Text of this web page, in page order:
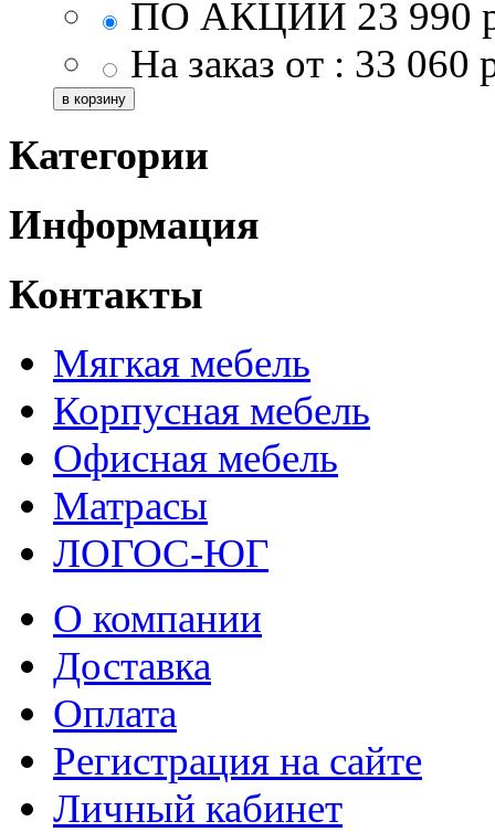
ПО АКЦИИ 23 990
На заказ от : 33 060
Категории
Информация
Контакты
Мягкая мебель
Корпусная мебель
Офисная мебель
Матрасы
ЛОГОС-ЮГ
О компании
Доставка
Оплата
Регистрация на сайте
Личный кабинет